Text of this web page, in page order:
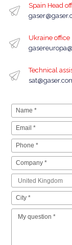
Spain Head
Ukraine office
Technical